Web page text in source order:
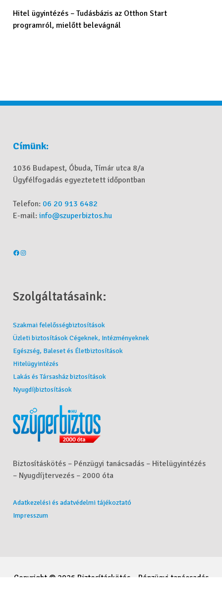
Hitel ügyintézés – Tudásbázis az Otthon Start
programról, mielőtt belevágnál
Címünk:
1036 Budapest, Óbuda, Tímár utca 8/a
Ügyfélfogadás egyeztetett időpontban
Telefon: 06 20 913 6482
E-mail:info@szuperbiztos.hu
Szolgáltatásaink:
Szakmai felelősségbiztosítások
Üzleti biztosítások Cégeknek, Intézményeknek
Egészség, Baleset és Életbiztosítások
Hitelügyintézés
Lakás és Társasház biztosítások
Nyugdíjbiztosítások
Biztosításkötés – Pénzügyi tanácsadás – Hitelügyintézés
– Nyugdíjtervezés – 2000 óta
Adatkezelési és adatvédelmi tájékoztató
Impresszum
Copyright © 2026 Biztosításkötés – Pénzügyi tanácsadás